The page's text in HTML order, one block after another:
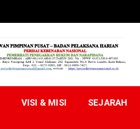
VISI & MISI SEJARAH